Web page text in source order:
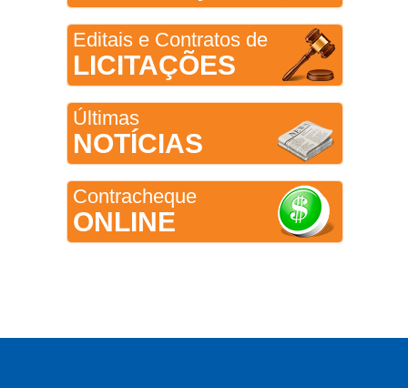
Editais e Contratos de
LICITAÇÕES
Últimas
NOTÍCIAS
Contracheque
ONLINE